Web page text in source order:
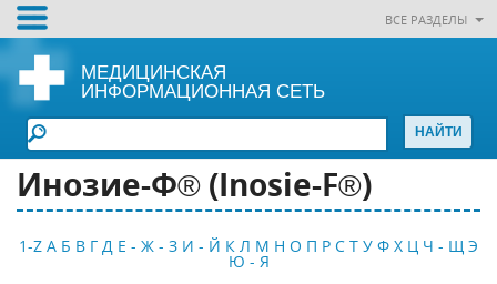
ВСЕ РАЗДЕЛЫ
МЕДИЦИНСКАЯ
ИНФОРМАЦИОННАЯ СЕТЬ
Инозие-Ф® (Inosie-F®)
1-Z А Б В Г Д Е - Ж - З И - Й К Л М Н О П Р С Т У Ф Х Ц Ч - Щ Э
Ю - Я